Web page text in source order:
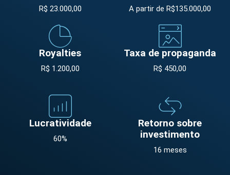
R$ 23.000,00 A partir de R$135.000,00
Royalties
R$ 1.200,00
Taxa de propaganda
R$ 450,00
Lucratividade
60%
Retorno sobre
investimento
16 meses